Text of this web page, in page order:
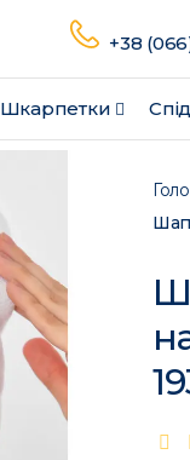
Шкарпетки
+38